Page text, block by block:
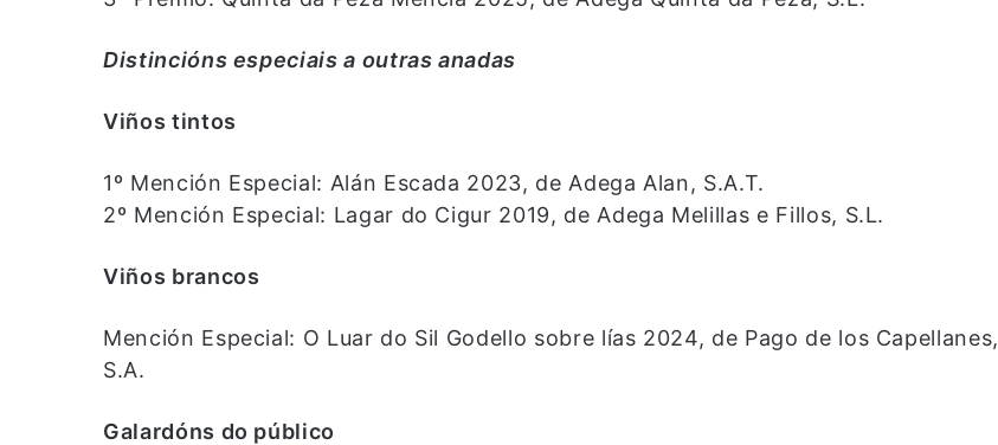
Distincións especiais a outras anadas
Viños tintos
1º Mención Especial: Alán Escada 2023, de Adega Alan, S.A.T.
2º Mención Especial: Lagar do Cigur 2019, de Adega Melillas e Fillos, S.L.
Viños brancos
Mención Especial: O Luar do Sil Godello sobre lías 2024, de Pago de los Capellanes,
S.A.
Galardóns do público